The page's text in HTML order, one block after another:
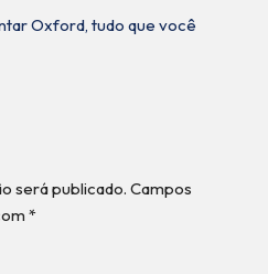
Oxford, tudo que você
será publicado. Campos
*